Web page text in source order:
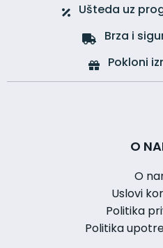
Ušteda uz
Brza i
Pokloni
O
O
Uslovi
Politika
Politika